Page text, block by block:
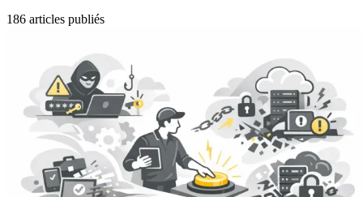
186 articles publiés